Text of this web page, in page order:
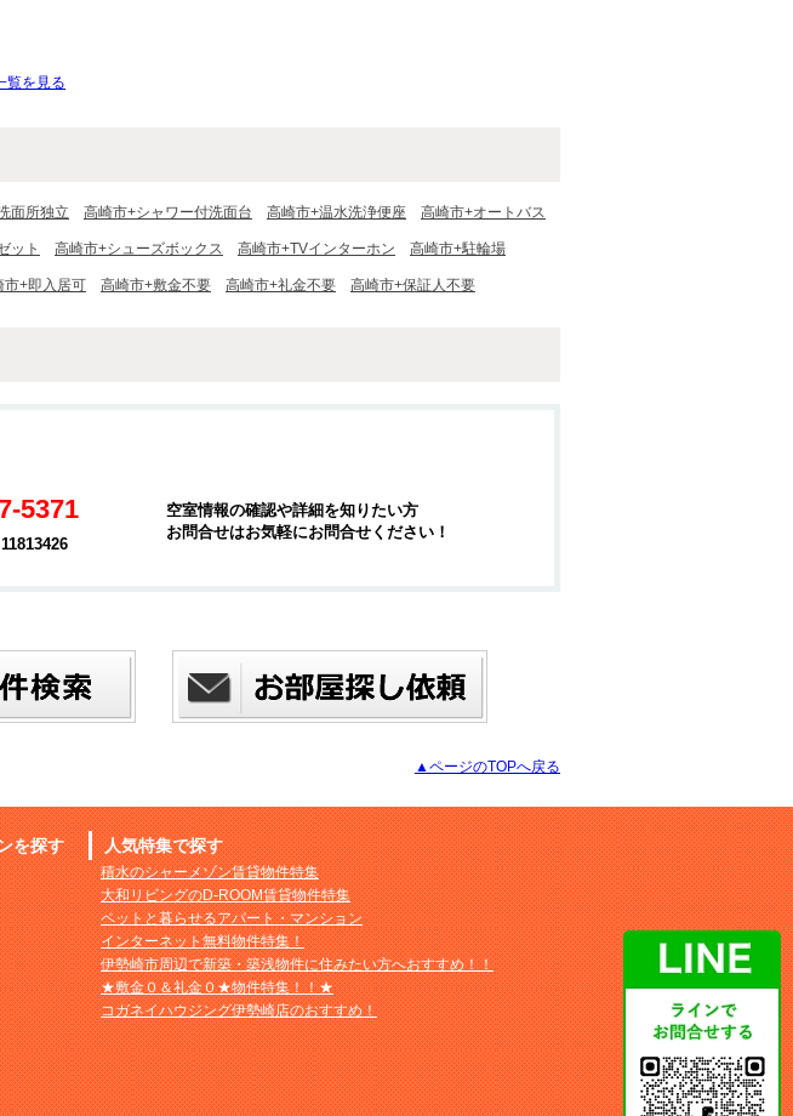
覧を見る
面所独立 高崎市+シャワー付洗面台 高崎市+温水洗浄便座 高崎市+オートバス
ット 高崎市+シューズボックス 高崎市+TVインターホン 高崎市+駐輪場
市+即入居可 高崎市+敷金不要 高崎市+礼金不要 高崎市+保証人不要
5371
11813426
空室情報の確認や詳細を知りたい方
お問合せはお気軽にお問合せください！
▲ページのTOPへ戻る
を探す 人気特集で探す
積水のシャーメゾン賃貸物件特集
大和リビングのD-ROOM賃貸物件特集
ペットと暮らせるアパート・マンション
インターネット無料物件特集！
伊勢崎市周辺で新築・築浅物件に住みたい方へおすすめ！！
★敷金０＆礼金０★物件特集！！★
コガネイハウジング伊勢崎店のおすすめ！